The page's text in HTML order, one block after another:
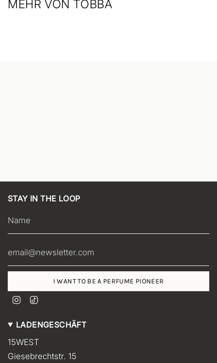
MEHR VON TOBBA
STAY IN THE LOOP
I WANT TO BE A PERFUME PIONEER
t
g
a
T
k
LADENGESCHÄFT
15WEST
Giesebrechtstr. 15